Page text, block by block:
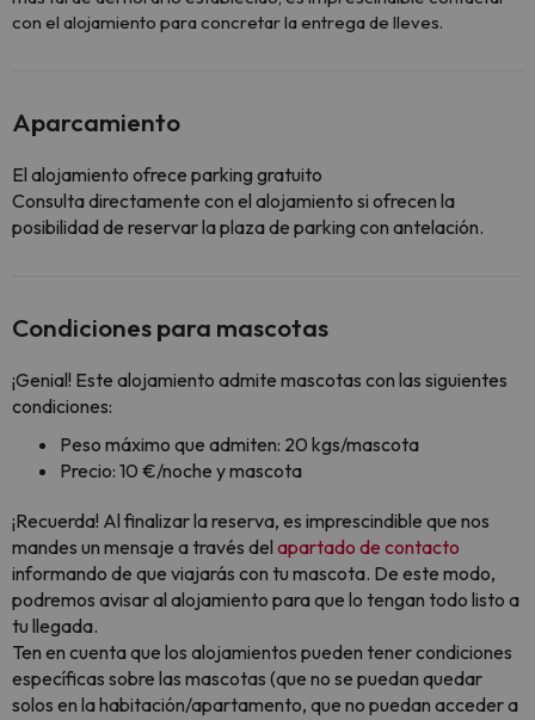
con el alojamiento para concretar la entrega de lleves.
Aparcamiento
El alojamiento ofrece parking gratuito
Consulta directamente con el alojamiento si ofrecen la
posibilidad de reservar la plaza de parking con antelación.
Condiciones para mascotas
¡Genial! Este alojamiento admite mascotas con las siguientes
condiciones:
Peso máximo que admiten: 20 kgs/mascota
Precio: 10 €/noche y mascota
¡Recuerda! Al finalizar la reserva, es imprescindible que nos
mandes un mensaje a través del apartado de contacto
informando de que viajarás con tu mascota. De este modo,
podremos avisar al alojamiento para que lo tengan todo listo a
tu llegada.
Ten en cuenta que los alojamientos pueden tener condiciones
específicas sobre las mascotas (que no se puedan quedar
solos en la habitación/apartamento, que no puedan acceder a